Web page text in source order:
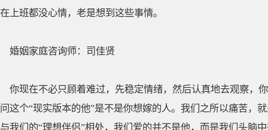
在上班都没心情，老是想到这些事情。
婚姻家庭咨询师：司佳贤
你现在不必只顾着难过，先稳定情绪，然后认真地去观察，
问这个“现实版本的他”是不是你想嫁的人。我们之所以痛苦，
与我们的“理想伴侣”相处，我们爱的并不是他，而是我们头脑